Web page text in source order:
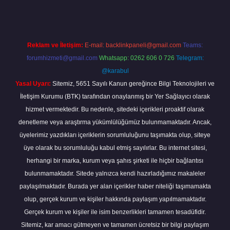
Reklam ve İletişim: E-mail: backlinkpaneli@gmail.com Teams:
forumhizmeti@gmail.com Whatsapp: 0262 606 0 726 Telegram:
@karabul
Yasal Uyarı: Sitemiz, 5651 Sayılı Kanun gereğince Bilgi Teknolojileri ve
İletişim Kurumu (BTK) tarafından onaylanmış bir Yer Sağlayıcı olarak
hizmet vermektedir. Bu nedenle, sitedeki içerikleri proaktif olarak
denetleme veya araştırma yükümlülüğümüz bulunmamaktadır. Ancak,
üyelerimiz yazdıkları içeriklerin sorumluluğunu taşımakta olup, siteye
üye olarak bu sorumluluğu kabul etmiş sayılırlar. Bu internet sitesi,
herhangi bir marka, kurum veya şahıs şirketi ile hiçbir bağlantısı
bulunmamaktadır. Sitede yalnızca kendi hazırladığımız makaleler
paylaşılmaktadır. Burada yer alan içerikler haber niteliği taşımamakta
olup, gerçek kurum ve kişiler hakkında paylaşım yapılmamaktadır.
Gerçek kurum ve kişiler ile isim benzerlikleri tamamen tesadüfidir.
Sitemiz, kar amacı gütmeyen ve tamamen ücretsiz bir bilgi paylaşım